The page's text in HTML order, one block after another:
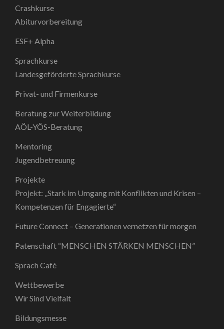
Crashkurse
Abiturvorbereitung
ESF+ Alpha
Sprachkurse
Landesgeförderte Sprachkurse
Privat- und Firmenkurse
Beratung zur Weiterbildung
AÖL-YÖS-Beratung
Mentoring
Jugendbetreuung
Projekte
Projekt: „Stark im Umgang mit Konflikten und Krisen –
Kompetenzen für Engagierte“
Future Connect – Generationen vernetzen für morgen
Patenschaft “MENSCHEN STÄRKEN MENSCHEN”
Sprach Café
Wettbewerbe
Wir Sind Vielfalt
Bildungsmesse